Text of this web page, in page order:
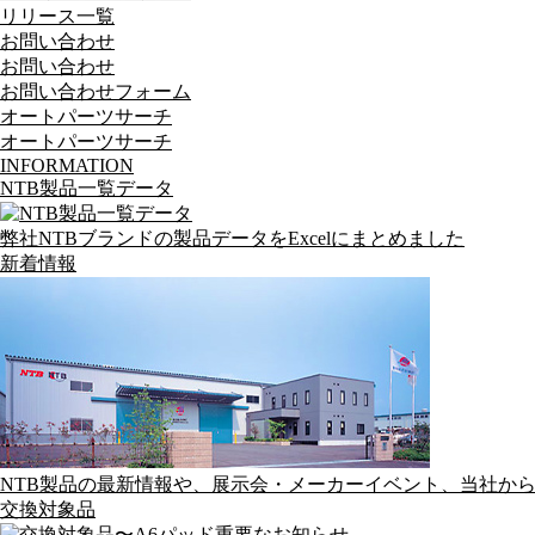
リリース一覧
お問い合わせ
お問い合わせ
お問い合わせフォーム
オートパーツサーチ
オートパーツサーチ
INFORMATION
NTB製品一覧データ
弊社NTBブランドの製品データをExcelにまとめました
新着情報
NTB製品の最新情報や、展示会・メーカーイベント、当社から
交換対象品